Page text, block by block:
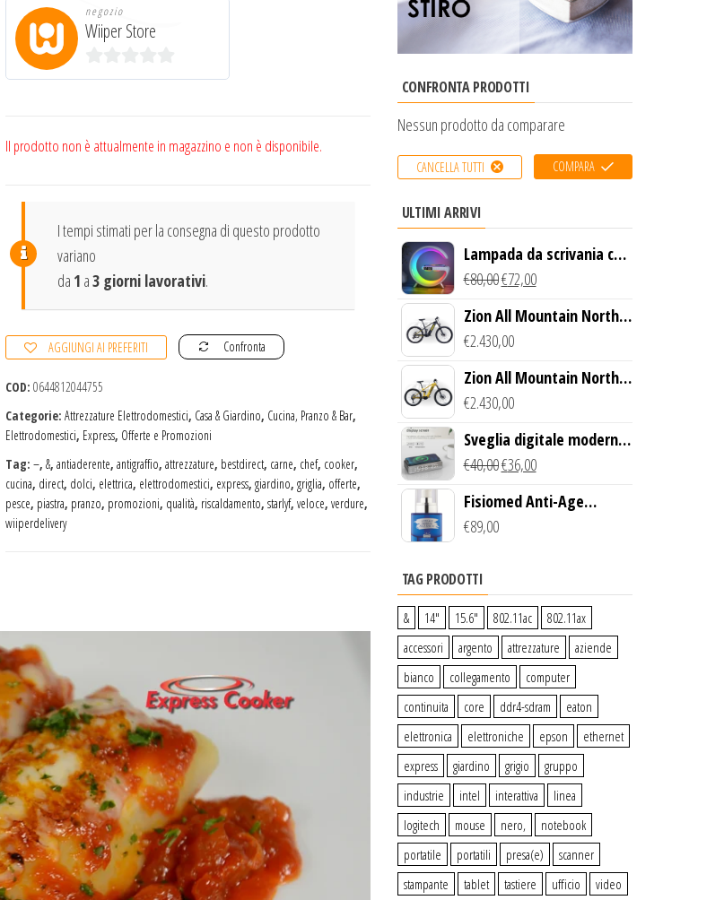
negozio
Wiiper Store
0
5
Il prodotto non è attualmente in magazzino e non è disponibile.
I tempi stimati per la consegna di questo prodotto
variano
da 1 a3 giorni lavorativi.
AGGIUNGI AI PREFERITI Confronta
COD: 0644812044755
Categorie: Attrezzature Elettrodomestici, Casa & Giardino, Cucina, Pranzo & Bar,
Elettrodomestici, Express, Offerte e Promozioni
Tag: –, &, antiaderente, antigraffio, attrezzature, bestdirect, carne, chef, cooker,
cucina, direct, dolci, elettrica, elettrodomestici, express, giardino, griglia, offerte,
pesce, piastra, pranzo, promozioni, qualità, riscaldamento, starlyf, veloce, verdure,
wiiperdelivery
CONFRONTA PRODOTTI
Nessun prodotto da comparare
CANCELLA TUTTI COMPARA
ULTIMI ARRIVI
Lampada da scrivania con
luce LED e ricarica
wireless
€80,00€72,00
Zion All Mountain North
Creek Bike (Nero)
€2.430,00
Zion All Mountain North
Creek Bike (Giallo)
€2.430,00
Sveglia digitale moderna
con Caricabatterie
Wireless Qi
€40,00€36,00
Fisiomed Anti-Age
Defense Face Serum
€89,00
TAG PRODOTTI
& 14″ 15.6″ 802.11ac
802.11ax
accessori
argento attrezzature
aziende
bianco
collegamento
computer
continuita
core ddr4-sdram
eaton
elettronica
elettroniche epson
ethernet
express
giardino grigio
gruppo
industrie
intel interattiva
linea
logitech
mouse nero,
notebook
portatile
portatili presa(e)
scanner
stampante
tablet tastiere ufficio
video